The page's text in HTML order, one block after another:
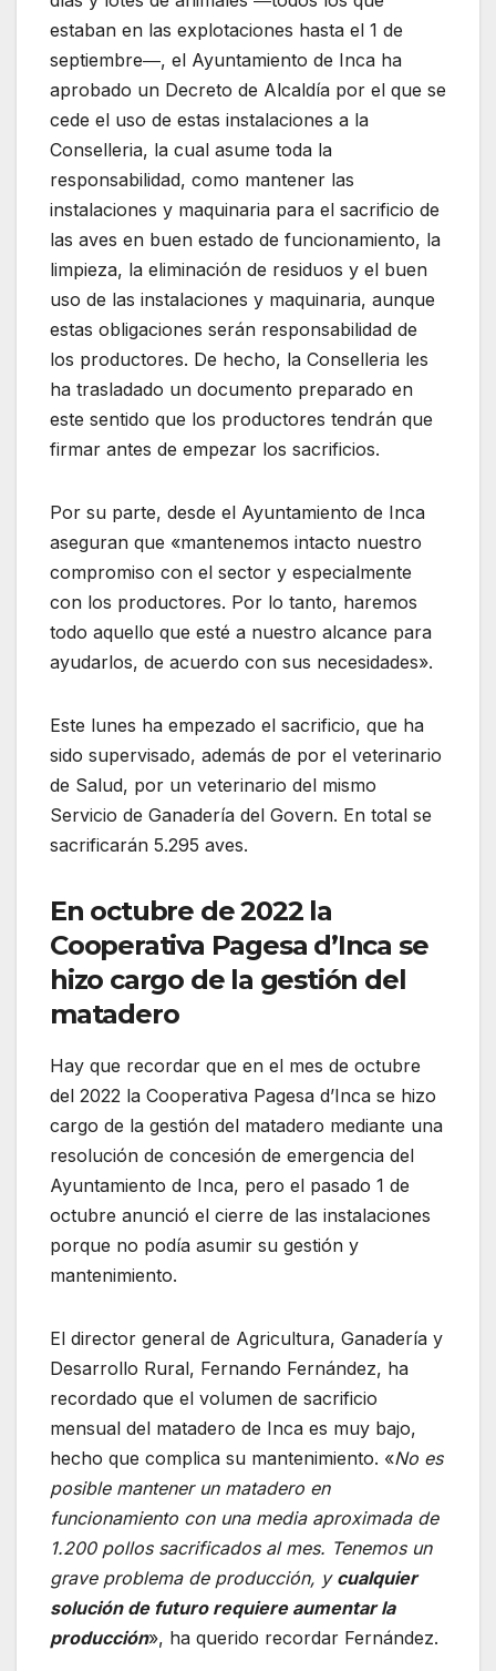
estaban en las explotaciones hasta el 1 de
septiembre―, el Ayuntamiento de Inca ha
aprobado un Decreto de Alcaldía por el que se
cede el uso de estas instalaciones a la
Conselleria, la cual asume toda la
responsabilidad, como mantener las
instalaciones y maquinaria para el sacrificio de
las aves en buen estado de funcionamiento, la
limpieza, la eliminación de residuos y el buen
uso de las instalaciones y maquinaria, aunque
estas obligaciones serán responsabilidad de
los productores. De hecho, la Conselleria les
ha trasladado un documento preparado en
este sentido que los productores tendrán que
firmar antes de empezar los sacrificios.
Por su parte, desde el Ayuntamiento de Inca
aseguran que «mantenemos intacto nuestro
compromiso con el sector y especialmente
con los productores. Por lo tanto, haremos
todo aquello que esté a nuestro alcance para
ayudarlos, de acuerdo con sus necesidades».
Este lunes ha empezado el sacrificio, que ha
sido supervisado, además de por el veterinario
de Salud, por un veterinario del mismo
Servicio de Ganadería del Govern. En total se
sacrificarán 5.295 aves.
En octubre de 2022 la
Cooperativa Pagesa d’Inca se
hizo cargo de la gestión del
matadero
Hay que recordar que en el mes de octubre
del 2022 la Cooperativa Pagesa d’Inca se hizo
cargo de la gestión del matadero mediante una
resolución de concesión de emergencia del
Ayuntamiento de Inca, pero el pasado 1 de
octubre anunció el cierre de las instalaciones
porque no podía asumir su gestión y
mantenimiento.
El director general de Agricultura, Ganadería y
Desarrollo Rural, Fernando Fernández, ha
recordado que el volumen de sacrificio
mensual del matadero de Inca es muy bajo,
hecho que complica su mantenimiento. «No es
posible mantener un matadero en
funcionamiento con una media aproximada de
1.200 pollos sacrificados al mes. Tenemos un
grave problema de producción, y cualquier
solución de futuro requiere aumentar la
producción», ha querido recordar Fernández.